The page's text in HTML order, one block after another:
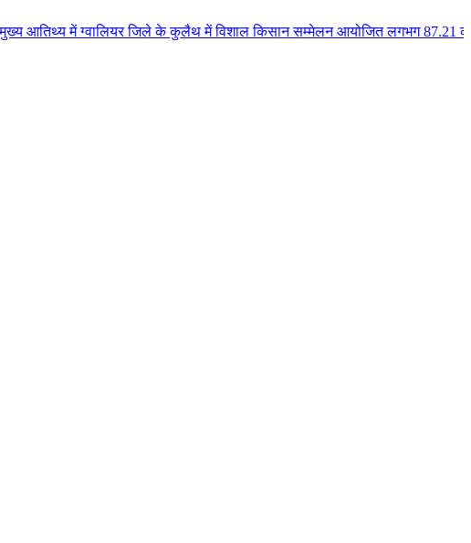
जिले के कुलैथ में विशाल किसान सम्मेलन आयोजित लगभग 87.21 करोड़ लागत के 41